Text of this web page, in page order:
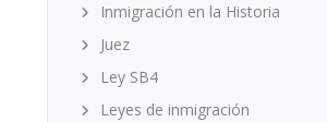
Inmigración en la Historia
Juez
Ley SB4
Leyes de inmigración